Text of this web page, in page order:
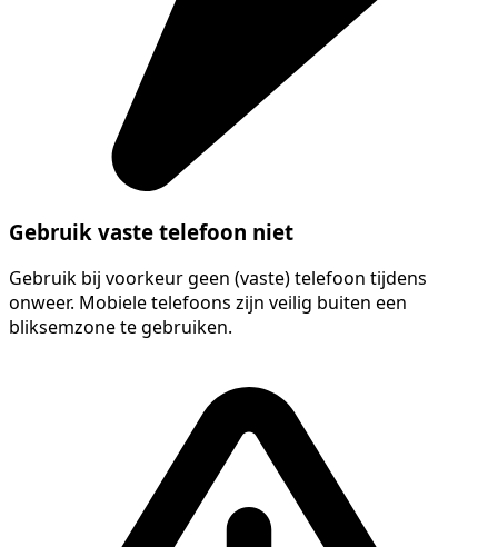
Gebruik vaste telefoon niet
Gebruik bij voorkeur geen (vaste) telefoon tijdens
onweer. Mobiele telefoons zijn veilig buiten een
bliksemzone te gebruiken.